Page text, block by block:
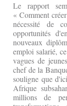
Le rapport
« Comment
nécessité de
opportunités
nouveaux
emploi salarié,
vagues de
chef de la
souligne que
Afrique
millions de